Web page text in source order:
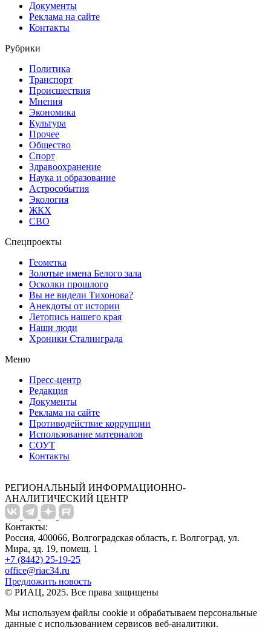
Документы
Реклама на сайте
Контакты
Рубрики
Политика
Транспорт
Происшествия
Мнения
Экономика
Культура
Прочее
Общество
Спорт
Здравоохранение
Наука и образование
Астрособытия
Экология
ЖКХ
СВО
Спецпроекты
Геометка
Золотые имена Белого зала
Осколки прошлого
Вы не видели Тихонова?
Анекдоты от истории
Летопись нашего края
Наши люди
Хроники Сталинграда
Меню
Пресс-центр
Редакция
Документы
Реклама на сайте
Противодействие коррупции
Использование материалов
СОУТ
Контакты
РЕГИОНАЛЬНЫЙ ИНФОРМАЦИОННО-
АНАЛИТИЧЕСКИЙ ЦЕНТР
Контакты:
Россия, 400066, Волгоградская область, г. Волгоград, ул.
Мира, зд. 19, помещ. 1
+7 (8442) 25-19-25
office@riac34.ru
Предложить новость
© РИАЦ, 2025. Все права защищены
Мы используем файлы сookie и обрабатываем персональные
данные с использованием сервисов веб-аналитики.